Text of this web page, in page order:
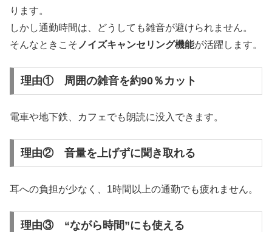
ります。
しかし通勤時間は、どうしても雑音が避けられません。
そんなときこそ ノイズキャンセリング機能が活躍します。
理由① 周囲の雑音を約90％カット
電車や地下鉄、カフェでも朗読に没入できます。
理由② 音量を上げずに聞き取れる
耳への負担が少なく、1時間以上の通勤でも疲れません。
理由③ “ながら時間”にも使える